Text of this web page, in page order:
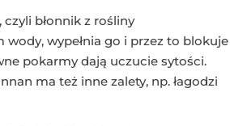
błonnik z rośliny
wypełnia go i przez to blokuje
pokarmy dają uczucie sytości.
ma też inne zalety, np. łagodzi